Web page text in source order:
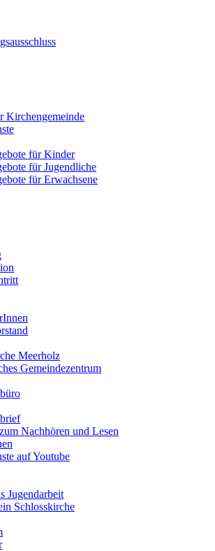
Kirchengemeinde
für Kinder
für Jugendliche
für Erwachsene
Meerholz
Gemeindezentrum
Nachhören und Lesen
auf Youtube
Jugendarbeit
Schlosskirche